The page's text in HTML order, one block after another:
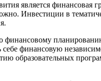
является финансовая
Инвестиции в
финансовую
образовательных